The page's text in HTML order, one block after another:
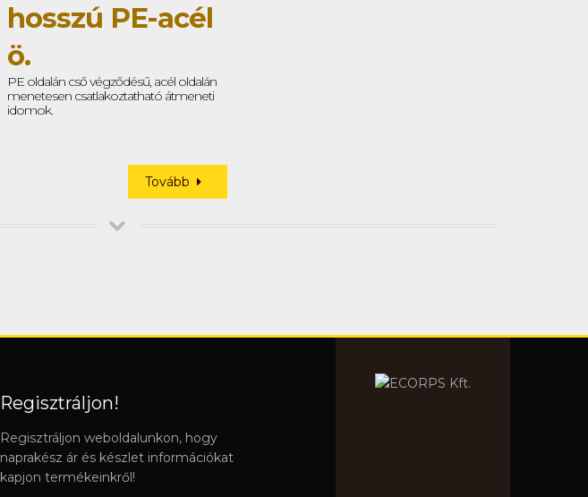
hosszú PE-acél
ö.
PE oldalán cső végződésű, acél oldalán
menetesen csatlakoztatható átmeneti
idomok.
Tovább
Regisztráljon!
Regisztráljon weboldalunkon, hogy
naprakész ár és készlet információkat
kapjon termékeinkről!